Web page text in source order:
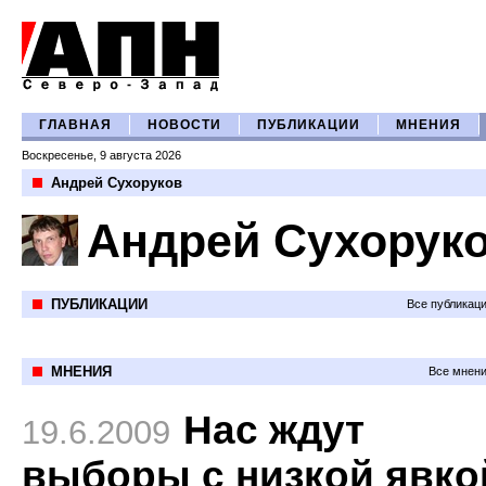
ГЛАВНАЯ НОВОСТИ ПУБЛИКАЦИИ МНЕНИЯ
Воскресенье, 9 августа 2026
Андрей Сухоруков
Андрей
ПУБЛИКАЦИИ Все
МНЕНИЯ Все
19.6.2009 Нас ждут
выборы с низкой